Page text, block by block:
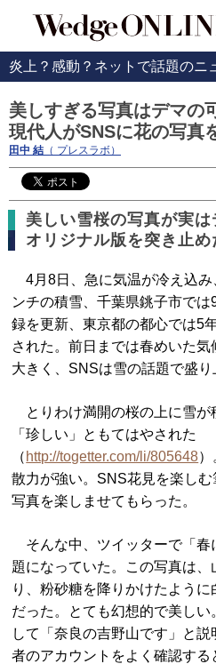
炎上？感動？ネットで話題のニ
美しすぎる写真はデマの
現代人がSNSに花の写真
田中 結 （ プレスラボ）
美しい雪桜の写真が実は
オリジナル版を突き止め
4月8日、急に気温が冷え込み
ンチの積雪、千葉県銚子市で
録を更新、東京都の都心では5
された。前日までは春めいた
大きく、SNSは雪の話題で盛り
とりわけ満開の桜の上に雪が
「珍しい」ともてはやされた
（ http://togetter.com/li/805648
散力が強い。SNS花見を楽し
写真を楽しませてもらった。
そんな中、ツイッターで「春
題になっていた。この写真は、
り、粉砂糖を降りかけたよう
だった。とても幻想的で美し
して「奈良の吉野山です」と
者のアカウントをよく確認す